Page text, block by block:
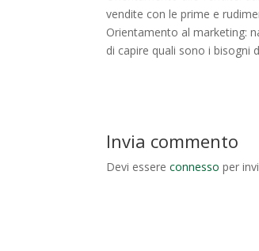
vendite con le prime e
Orientamento al marketing:
di capire quali sono i bisogni
Invia commento
Devi essereconnesso per